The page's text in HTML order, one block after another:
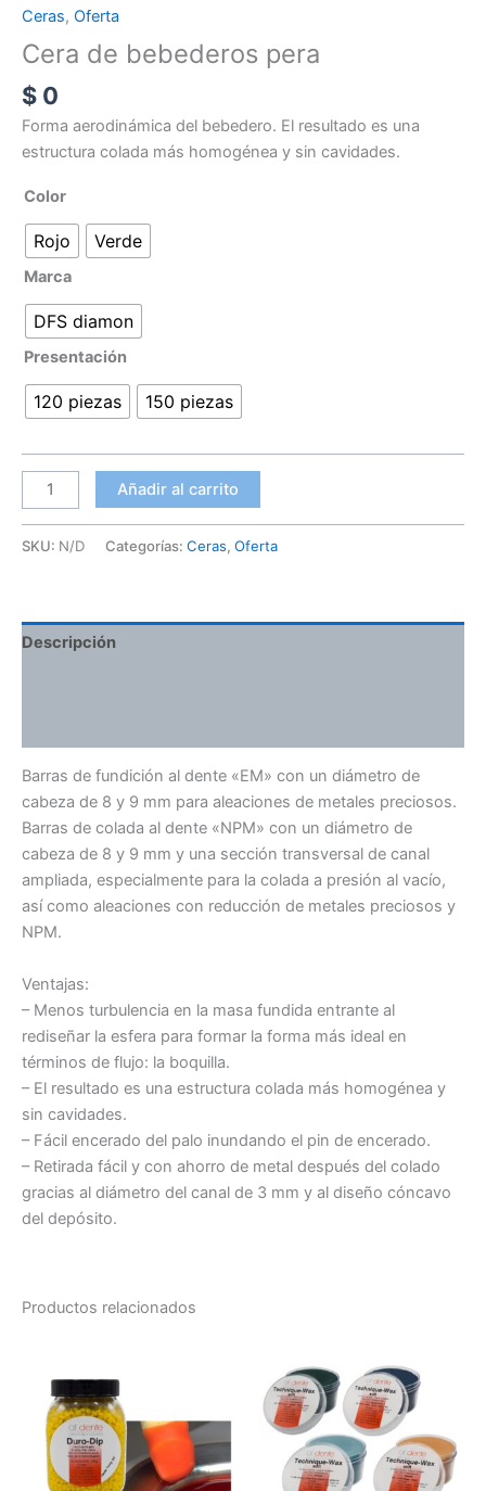
Ceras, Oferta
Cera de bebederos pera
$ 0
Forma aerodinámica del bebedero. El resultado es una
estructura colada más homogénea y sin cavidades.
Color
Rojo Verde
Marca
DFS diamon
Presentación
120 piezas 150 piezas
Añadir al carrito
SKU: N/D Categorías: Ceras, Oferta
Descripción
Barras de fundición al dente «EM» con un diámetro de
cabeza de 8 y 9 mm para aleaciones de metales preciosos.
Barras de colada al dente «NPM» con un diámetro de
cabeza de 8 y 9 mm y una sección transversal de canal
ampliada, especialmente para la colada a presión al vacío,
así como aleaciones con reducción de metales preciosos y
NPM.
Ventajas:
– Menos turbulencia en la masa fundida entrante al
rediseñar la esfera para formar la forma más ideal en
términos de flujo: la boquilla.
– El resultado es una estructura colada más homogénea y
sin cavidades.
– Fácil encerado del palo inundando el pin de encerado.
– Retirada fácil y con ahorro de metal después del colado
gracias al diámetro del canal de 3 mm y al diseño cóncavo
del depósito.
Productos relacionados